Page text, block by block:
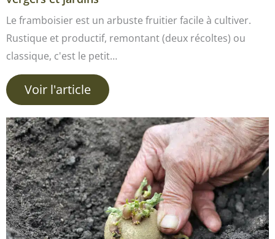
Le framboisier est un arbuste fruitier facile à cultiver.
Rustique et productif, remontant (deux récoltes) ou
classique, c'est le petit…
Voir l'article